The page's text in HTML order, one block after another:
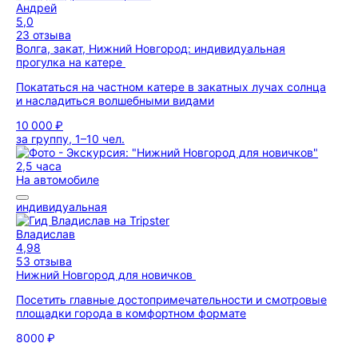
Андрей
5,0
23 отзыва
Волга, закат, Нижний Новгород: индивидуальная
прогулка на катере
Покататься на частном катере в закатных лучах солнца
и насладиться волшебными видами
10 000 ₽
за группу, 1–10 чел.
2,5 часа
На автомобиле
индивидуальная
Владислав
4,98
53 отзыва
Нижний Новгород для новичков
Посетить главные достопримечательности и смотровые
площадки города в комфортном формате
8000 ₽